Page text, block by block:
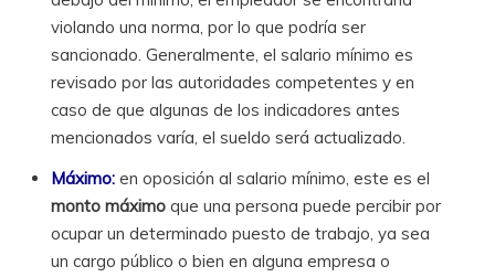
violando una norma, por lo que podría ser
sancionado. Generalmente, el salario mínimo es
revisado por las autoridades competentes y en
caso de que algunas de los indicadores antes
mencionados varía, el sueldo será actualizado.
Máximo: en oposición al salario mínimo, este es el
monto máximo que una persona puede percibir por
ocupar un determinado puesto de trabajo, ya sea
un cargo público o bien en alguna empresa o